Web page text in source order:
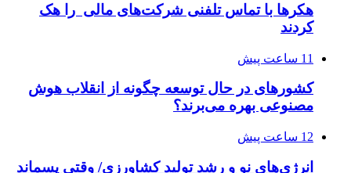
هکرها با تماس تلفنی شرکت‌های مالی را هک
کردند
11 ساعت پیش
کشورهای در حال توسعه چگونه از انقلاب هوش
مصنوعی بهره می‌برند؟
12 ساعت پیش
انرژی‌های نو و رشد تولید کشاورزی/ وقتی پسماند